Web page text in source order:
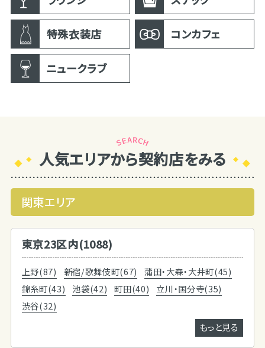
特殊衣装店 コンカフェ
ニュークラブ
人気エリアから契約店をみる
関東エリア
東京23区内(1088)
上野(87) 新宿/歌舞伎町(67)
蒲田・大森・大井町(45)
錦糸町(43)
池袋(42) 町田(40)
立川・国分寺(35)
渋谷(32)
もっと見る